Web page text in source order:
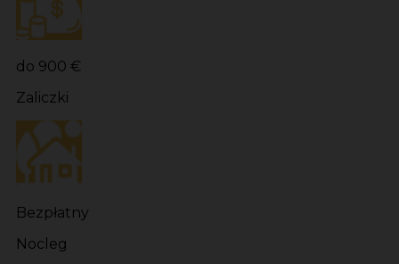
do 900 €
Zaliczki
Bezpłatny
Nocleg